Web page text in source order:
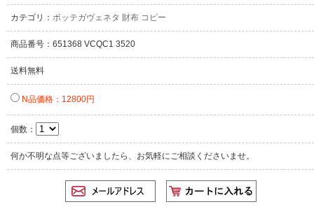
カテゴリ： ボッテガヴェネタ 財布 コピー
商品番号：651368 VCQC1 3520
送料無料
N品価格：12800円
個数：
何か不明な点等ございましたら、お気軽にご相談くださいませ。